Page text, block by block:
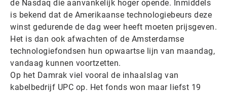
de Nasdaq die aanvankelijk hoger opende. Inmiddels
is bekend dat de Amerikaanse technologiebeurs deze
winst gedurende de dag weer heeft moeten prijsgeven.
Het is dan ook afwachten of de Amsterdamse
technologiefondsen hun opwaartse lijn van maandag,
vandaag kunnen voortzetten.
Op het Damrak viel vooral de inhaalslag van
kabelbedrijf UPC op. Het fonds won maar liefst 19